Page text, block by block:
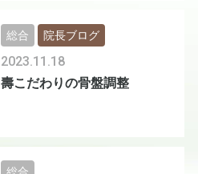
壽こだわりの骨盤調整
2023.11.18
総合 院長ブログ